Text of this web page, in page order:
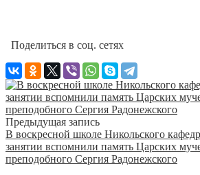
Поделиться в соц. сетях
Предыдущая запись
В воскресной школе Никольского
занятии вспомнили память Царских
преподобного Сергия Радонежского